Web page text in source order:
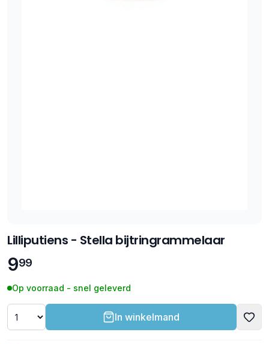
Lilliputiens - Stella bijtringrammelaar
999
Op voorraad - snel geleverd
In winkelmand